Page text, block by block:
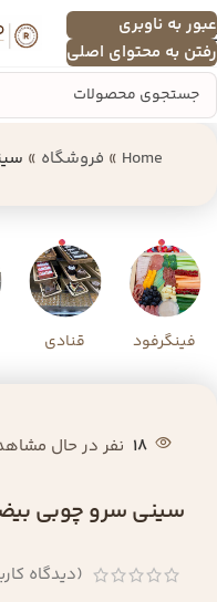
عبور به ناوبری
رفتن به محتوای اصلی
منو
Home
» فروشگاه »
فینگرفود قنادی
18 نفر در حال
سینی سرو چوبی
(دیدگاه